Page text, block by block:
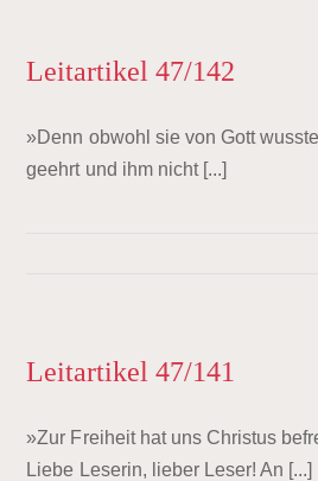
Leitartikel 47/142
»Denn obwohl sie von Gott
geehrt und ihm nicht [...]
Leitartikel 47/141
»Zur Freiheit hat uns Christus
Liebe Leserin, lieber Leser! An [...]